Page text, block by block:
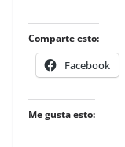
Comparte esto:
Facebook
Me gusta esto: